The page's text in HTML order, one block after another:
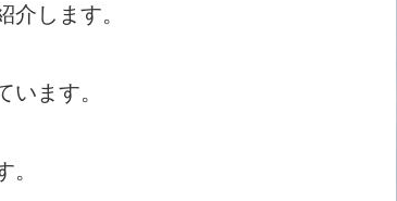
します。
ます。